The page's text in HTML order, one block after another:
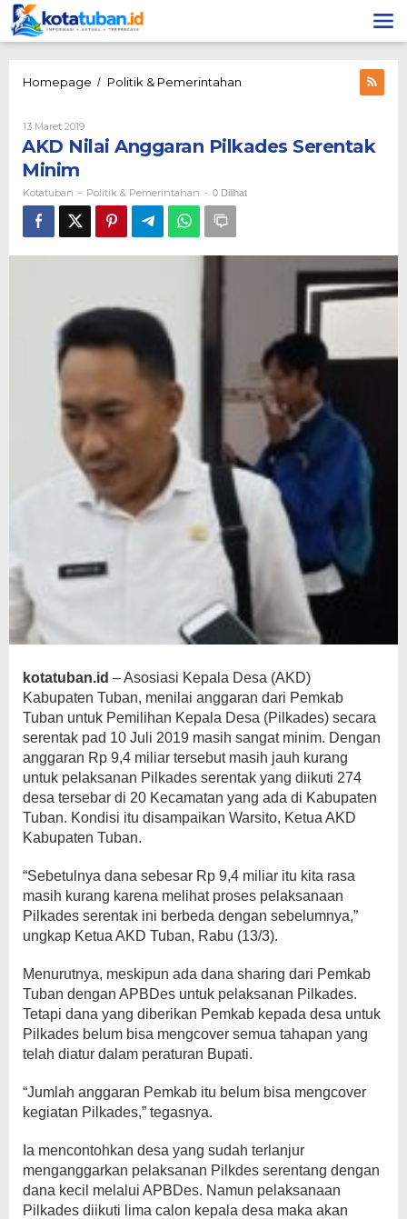
Lewati
ke
konten
Homepage / Politik & Pemerintahan
Serentak
13 Maret 2019Oleh
Kotatuban
AKD Nilai Anggaran Pilkades Serentak
Minim
Kotatuban - Politik & Pemerintahan - 0 Dilihat
kotatuban.id – Asosiasi Kepala Desa (AKD)
Kabupaten Tuban, menilai anggaran dari Pemkab
Tuban untuk Pemilihan Kepala Desa (Pilkades) secara
serentak pad 10 Juli 2019 masih sangat minim. Dengan
anggaran Rp 9,4 miliar tersebut masih jauh kurang
untuk pelaksanan Pilkades serentak yang diikuti 274
desa tersebar di 20 Kecamatan yang ada di Kabupaten
Tuban. Kondisi itu disampaikan Warsito, Ketua AKD
Kabupaten Tuban.
“Sebetulnya dana sebesar Rp 9,4 miliar itu kita rasa
masih kurang karena melihat proses pelaksanaan
Pilkades serentak ini berbeda dengan sebelumnya,”
ungkap Ketua AKD Tuban, Rabu (13/3).
Menurutnya, meskipun ada dana sharing dari Pemkab
Tuban dengan APBDes untuk pelaksanan Pilkades.
Tetapi dana yang diberikan Pemkab kepada desa untuk
Pilkades belum bisa mengcover semua tahapan yang
telah diatur dalam peraturan Bupati.
“Jumlah anggaran Pemkab itu belum bisa mengcover
kegiatan Pilkades,” tegasnya.
Ia mencontohkan desa yang sudah terlanjur
menganggarkan pelaksanan Pilkdes serentang dengan
dana kecil melalui APBDes. Namun pelaksanaan
Pilkades diikuti lima calon kepala desa maka akan